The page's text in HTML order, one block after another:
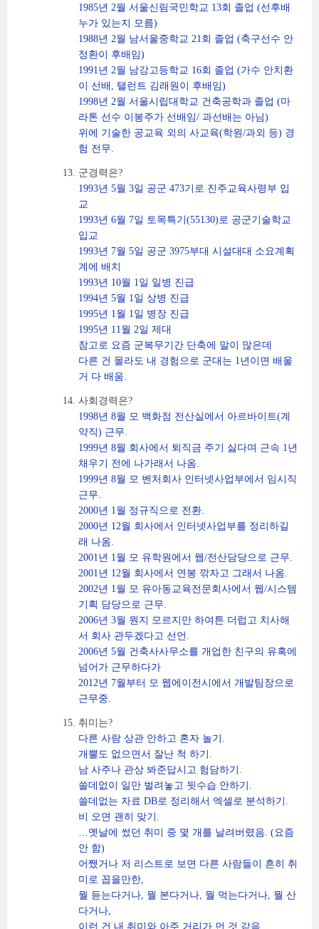
1985년 2월 서울신림국민학교 13회 졸업 (선후배
누가 있는지 모름)
1988년 2월 남서울중학교 21회 졸업 (축구선수 안
정환이 후배임)
1991년 2월 남강고등학교 16회 졸업 (가수 안치환
이 선배, 탤런트 김래원이 후배임)
1998년 2월 서울시립대학교 건축공학과 졸업 (마
라톤 선수 이봉주가 선배임/ 과선배는 아님)
위에 기술한 공교육 외의 사교육(학원/과외 등) 경
험 전무.
군경력은?
1993년 5월 3일 공군 473기로 진주교육사령부 입
교
1993년 6월 7일 토목특기(55130)로 공군기술학교
입교
1993년 7월 5일 공군 3975부대 시설대대 소요계획
계에 배치
1993년 10월 1일 일병 진급
1994년 5월 1일 상병 진급
1995년 1월 1일 병장 진급
1995년 11월 2일 제대
참고로 요즘 군복무기간 단축에 말이 많은데
다른 건 몰라도 내 경험으로 군대는 1년이면 배울
거 다 배움.
사회경력은?
1998년 8월 모 백화점 전산실에서 아르바이트(계
약직) 근무.
1999년 8월 회사에서 퇴직금 주기 싫다며 근속 1년
채우기 전에 나가래서 나옴.
1999년 8월 모 벤처회사 인터넷사업부에서 임시직
근무.
2000년 1월 정규직으로 전환.
2000년 12월 회사에서 인터넷사업부를 정리하길
래 나옴.
2001년 1월 모 유학원에서 웹/전산담당으로 근무.
2001년 12월 회사에서 연봉 깎자고 그래서 나옴.
2002년 1월 모 유아동교육전문회사에서 웹/시스템
기획 담당으로 근무.
2006년 3월 뭔지 모르지만 하여튼 더럽고 치사해
서 회사 관두겠다고 선언.
2006년 5월 건축사사무소를 개업한 친구의 유혹에
넘어가 근무하다가
2012년 7월부터 모 웹에이전시에서 개발팀장으로
근무중.
취미는?
다른 사람 상관 안하고 혼자 놀기.
개뿔도 없으면서 잘난 척 하기.
남 사주나 관상 봐준답시고 험담하기.
쓸데없이 일만 벌려놓고 뒷수습 안하기.
쓸데없는 자료 DB로 정리해서 엑셀로 분석하기.
비 오면 괜히 맞기.
…옛날에 썼던 취미 중 몇 개를 날려버렸음. (요즘
안 함)
어쨌거나 저 리스트로 보면 다른 사람들이 흔히 취
미로 꼽을만한,
뭘 듣는다거나, 뭘 본다거나, 뭘 먹는다거나, 뭘 산
다거나,
이런 건 내 취미와 아주 거리가 먼 것 같음.